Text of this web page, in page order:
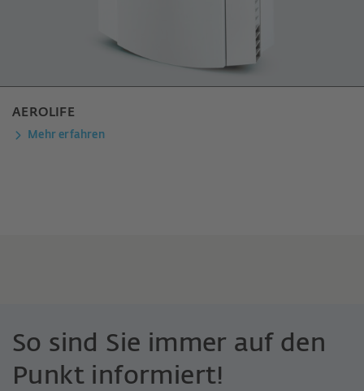
AEROLIFE
Mehr erfahren
So sind Sie immer auf den
Punkt informiert!